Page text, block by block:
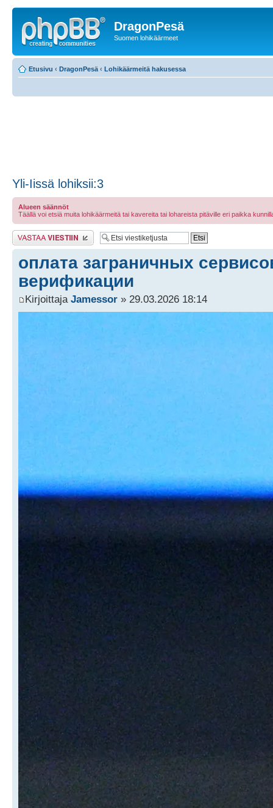
DragonPesä
Suomen lohikäärmeet
Etusivu ‹ DragonPesä ‹ Lohikäärmeitä hakusessa
Yli-Iissä lohiksii:3
Alueen säännöt
Täällä voi etsiä muita lohikäärmeitä tai kavereita tai lohareista pitäville eri paikka
Lähetä vastaus
оплата заграничных
верификации
Kirjoittaja Jamessor » 29.03.2026 18:14